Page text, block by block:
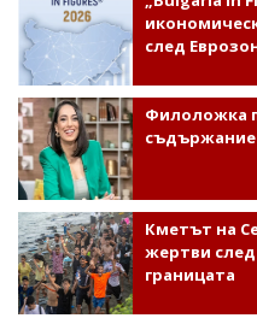
след
Филоложка
Кметът на
жертви
границата